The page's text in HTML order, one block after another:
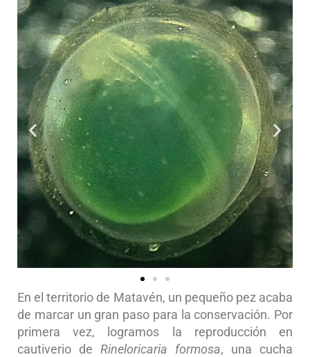
En el territorio de Matavén, un pequeño pez acaba
de marcar un gran paso para la conservación. Por
primera vez, logramos la reproducción en
cautiverio de Rineloricaria formosa, una cucha